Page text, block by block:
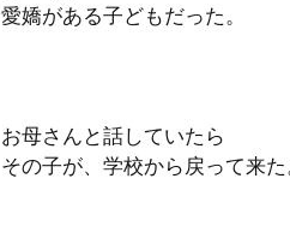
愛嬌がある子どもだった。
お母さんと話していたら
その子が、学校から戻って来